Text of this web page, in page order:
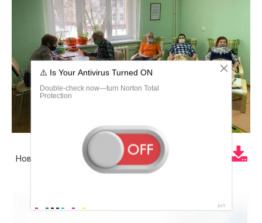
Новости Озерска Калининградской области сегодня